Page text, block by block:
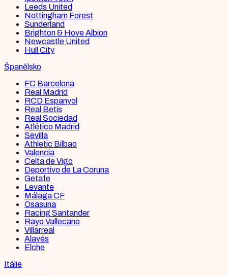
Leeds United
Nottingham Forest
Sunderland
Brighton & Hove Albion
Newcastle United
Hull City
Španělsko
FC Barcelona
Real Madrid
RCD Espanyol
Real Betis
Real Sociedad
Atlético Madrid
Sevilla
Athletic Bilbao
Valencia
Celta de Vigo
Deportivo de La Coruna
Getafe
Levante
Málaga CF
Osasuna
Racing Santander
Rayo Vallecano
Villarreal
Alavés
Elche
Itálie